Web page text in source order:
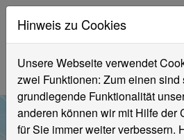
Hinweis zu Cookies
Unsere Webseite verwendet
zwei Funktionen: Zum einen
grundlegende Funktionalität
anderen können wir mit Hilfe der
für Sie immer weiter verbessern.